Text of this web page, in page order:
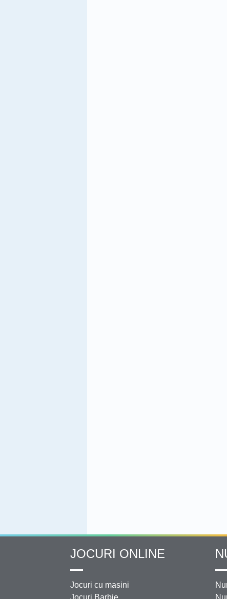
JOCURI ONLINE
Jocuri cu masini
Jocuri Barbie